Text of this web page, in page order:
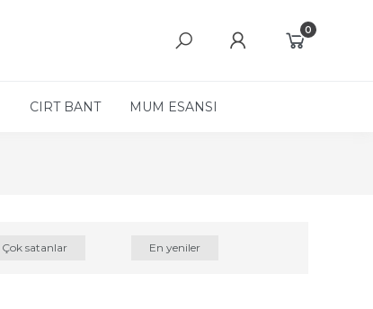
0
CIRT BANT MUM ESANSI
Çok satanlar En yeniler